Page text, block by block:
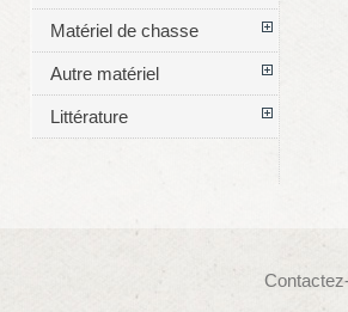
Matériel de chasse
Autre matériel
Littérature